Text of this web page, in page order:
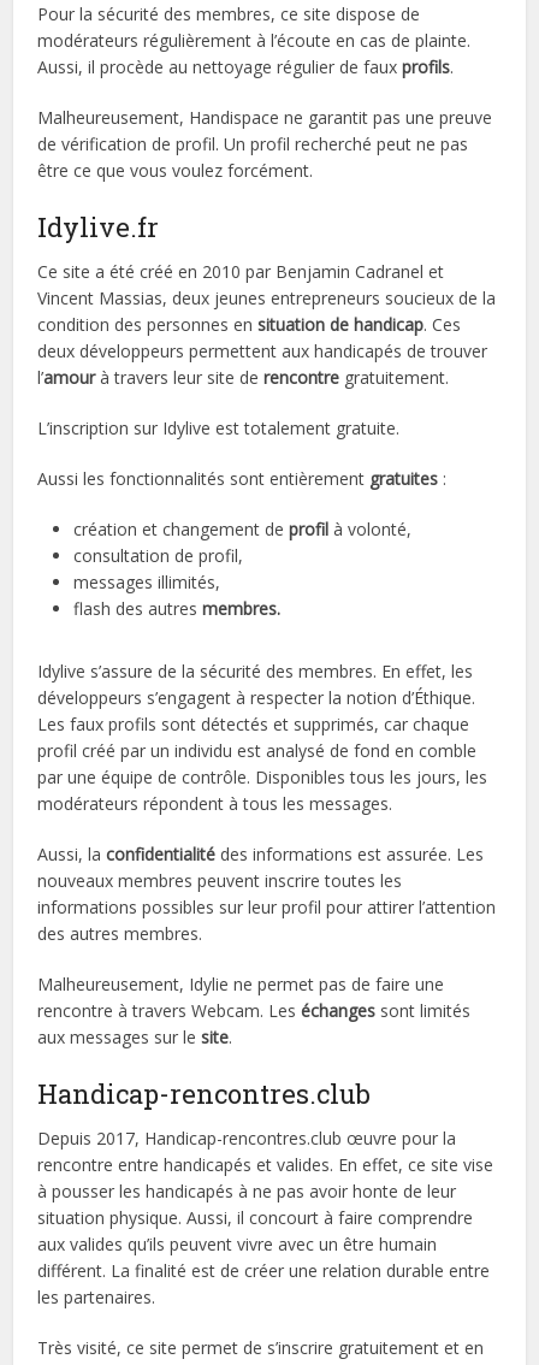
Pour la sécurité des membres, ce site dispose de
modérateurs régulièrement à l’écoute en cas de plainte.
Aussi, il procède au nettoyage régulier de fauxprofils.
Malheureusement, Handispace ne garantit pas une preuve
de vérification de profil. Un profil recherché peut ne pas
être ce que vous voulez forcément.
Idylive.fr
Ce site a été créé en 2010 par Benjamin Cadranel et
Vincent Massias, deux jeunes entrepreneurs soucieux de la
condition des personnes ensituation de handicap. Ces
deux développeurs permettent aux handicapés de trouver
l’amourà travers leur site derencontre gratuitement.
L’inscription sur Idylive est totalement gratuite.
Aussi les fonctionnalités sont entièrement gratuites :
création et changement deprofilà volonté,
consultation de profil,
messages illimités,
flash des autresmembres.
Idylive s’assure de la sécurité des membres. En effet, les
développeurs s’engagent à respecter la notion d’Éthique.
Les faux profils sont détectés et supprimés, car chaque
profil créé par un individu est analysé de fond en comble
par une équipe de contrôle. Disponibles tous les jours, les
modérateurs répondent à tous les messages.
Aussi, laconfidentialité des informations est assurée. Les
nouveaux membres peuvent inscrire toutes les
informations possibles sur leur profil pour attirer l’attention
des autres membres.
Malheureusement, Idylie ne permet pas de faire une
rencontre à travers Webcam. Leséchanges sont limités
aux messages sur lesite.
Handicap-rencontres.club
Depuis 2017, Handicap-rencontres.club œuvre pour la
rencontre entre handicapés et valides. En effet, ce site vise
à pousser les handicapés à ne pas avoir honte de leur
situation physique. Aussi, il concourt à faire comprendre
aux valides qu’ils peuvent vivre avec un être humain
différent. La finalité est de créer une relation durable entre
les partenaires.
Très visité, ce site permet de s’inscrire gratuitement et en